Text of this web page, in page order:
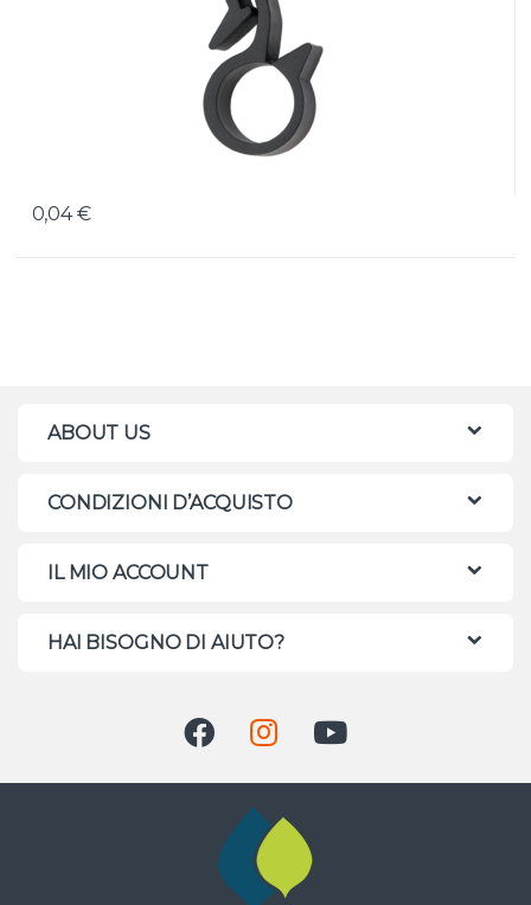
0,04€
ABOUT US
CONDIZIONI D’ACQUISTO
IL MIO ACCOUNT
HAI BISOGNO DI AIUTO?